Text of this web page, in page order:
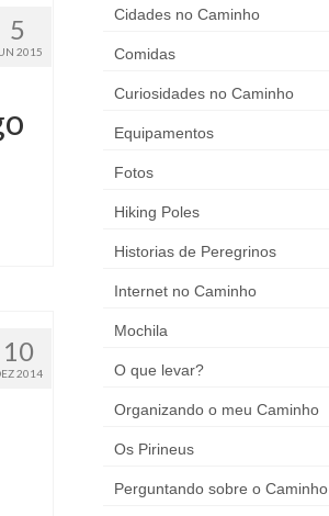
5
2015
10
2014
Cidades no Caminho
Comidas
Curiosidades no Caminho
Equipamentos
Fotos
Hiking Poles
Historias de Peregrinos
Internet no Caminho
Mochila
O que levar?
Organizando o meu Caminho
Os Pirineus
Perguntando sobre o Caminho